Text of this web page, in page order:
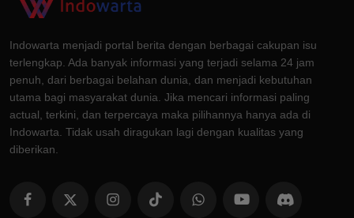
Indowarta menjadi portal berita dengan berbagai cakupan isu
terlengkap. Ada banyak informasi yang terjadi selama 24 jam
penuh, dari berbagai belahan dunia, dan menjadi kebutuhan
utama bagi masyarakat dunia. Jika mencari informasi paling
actual, terkini, dan terpercaya maka pilihannya hanya ada di
Indowarta. Tidak usah diragukan lagi dengan kualitas yang
diberikan.